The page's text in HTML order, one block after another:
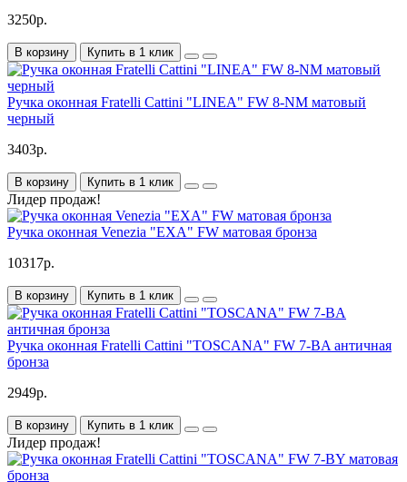
3250р.
В корзину Купить в 1 клик
Ручка оконная Fratelli Cattini "LINEA" FW 8-NM матовый
черный
3403р.
В корзину Купить в 1 клик
Лидер продаж!
Ручка оконная Venezia "EXA" FW матовая бронза
10317р.
В корзину Купить в 1 клик
Ручка оконная Fratelli Cattini "TOSCANA" FW 7-BA античная
бронза
2949р.
В корзину Купить в 1 клик
Лидер продаж!